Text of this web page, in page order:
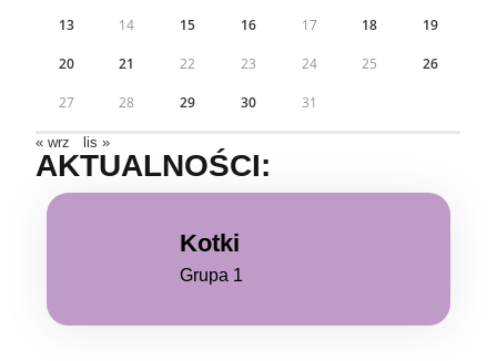
13 14 15 16 17 18 19
20 21 22 23 24 25 26
27 28 29 30 31
« wrz lis »
AKTUALNOŚCI:
Kotki
Grupa 1